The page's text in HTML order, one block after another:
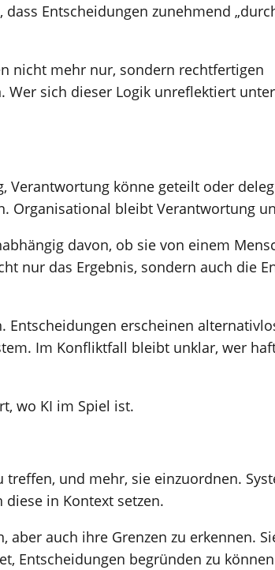
Entscheidungen zunehmend
nicht mehr nur, sondern rechtfertigen
Wer sich dieser Logik unreflektiert
Verantwortung könne geteilt oder
Organisational bleibt Verantwortung
davon, ob sie von einem
nur das Ergebnis, sondern auch die
Entscheidungen erscheinen
Im Konfliktfall bleibt unklar, wer
wo KI im Spiel ist.
und mehr, sie einzuordnen.
in Kontext setzen.
auch ihre Grenzen zu erkennen.
Entscheidungen begründen zu